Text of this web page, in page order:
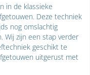
in de klassieke
Deze techniek
nog omslachtig
Wij zijn een stap verder
geschikt te
uitgerust met